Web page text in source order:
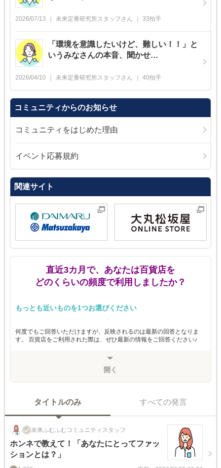
2026/07/13 未来定番研究所スタッフさん 33拍手
「環境を意識したいけど、難しい！！」と
いうみなさんの本音、聞かせ…
2026/04/10 未来定番研究所スタッフさん 40拍手
コミュニティからのお知らせ
コミュニティをはじめた理由
イベント応募規約
関連サイト
直近3カ月で、あなたは百貨店を
どのくらいの頻度で利用しましたか？
もっとも近いものを1つお選びください
何度でもご回答いただけますが、反映されるのは最新の回答となりま
す。 百貨店をご利用された際は、ぜひ最新の情報をご回答ください♪
開く
タイトルのみ すべての発言
未来ふむふむコミュニティスタッフ
ホンネで教えて！「あなたにとってファッ
ションとは？」